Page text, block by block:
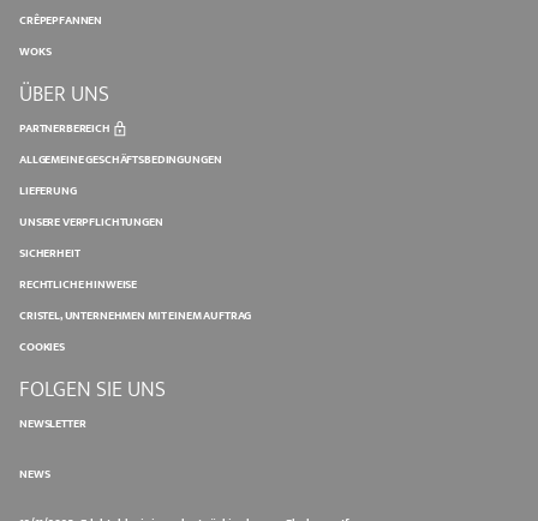
CRÊPEPFANNEN
WOKS
ÜBER UNS
PARTNERBEREICH
ALLGEMEINE GESCHÄFTSBEDINGUNGEN
LIEFERUNG
UNSERE VERPFLICHTUNGEN
SICHERHEIT
RECHTLICHE HINWEISE
CRISTEL, UNTERNEHMEN MIT EINEM AUFTRAG
COOKIES
FOLGEN SIE UNS
NEWSLETTER
NEWS